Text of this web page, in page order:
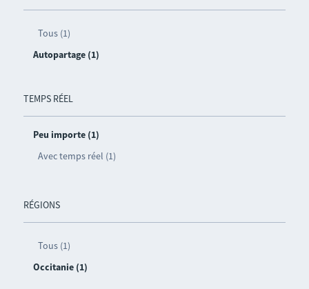
Tous (1)
Autopartage (1)
TEMPS RÉEL
Peu importe (1)
Avec temps réel (1)
RÉGIONS
Tous (1)
Occitanie (1)